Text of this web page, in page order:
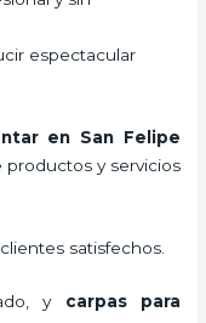
espectacular
en San Felipe
y servicios
satisfechos.
y carpas para